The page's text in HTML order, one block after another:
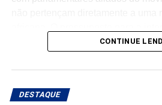
compromisso público com a
“Ninguém pode falar melhor por
ocupando os parlamentos,
CONTINUE
DESTAQUE